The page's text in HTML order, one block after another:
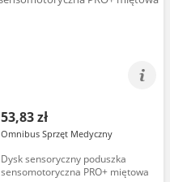
53,83 zł
Omnibus Sprzęt Medyczny
Dysk sensoryczny poduszka
sensomotoryczna PRO+ miętowa